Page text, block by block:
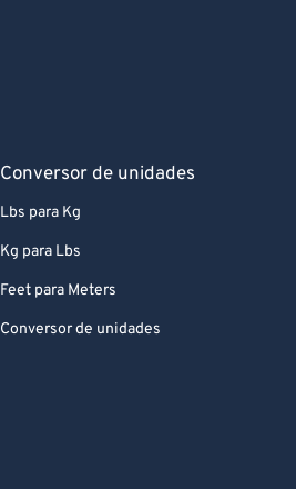
Conversor de unidades
Lbs para Kg
Kg para Lbs
Feet para Meters
Conversor de unidades